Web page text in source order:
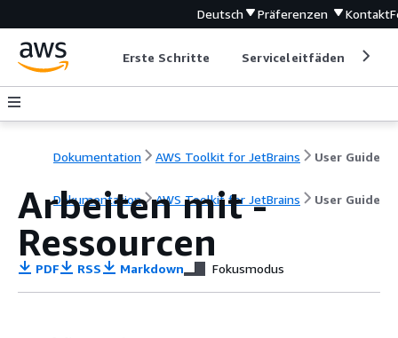
Deutsch Präferenzen Kontakt
Erste Schritte Serviceleitfäden
Dokumentation AWS Toolkit for JetBrains User Guide
Dokumentation AWS Toolkit for JetBrains User Guide
Arbeiten mit -
Ressourcen
PDF RSS Markdown Fokusmodus